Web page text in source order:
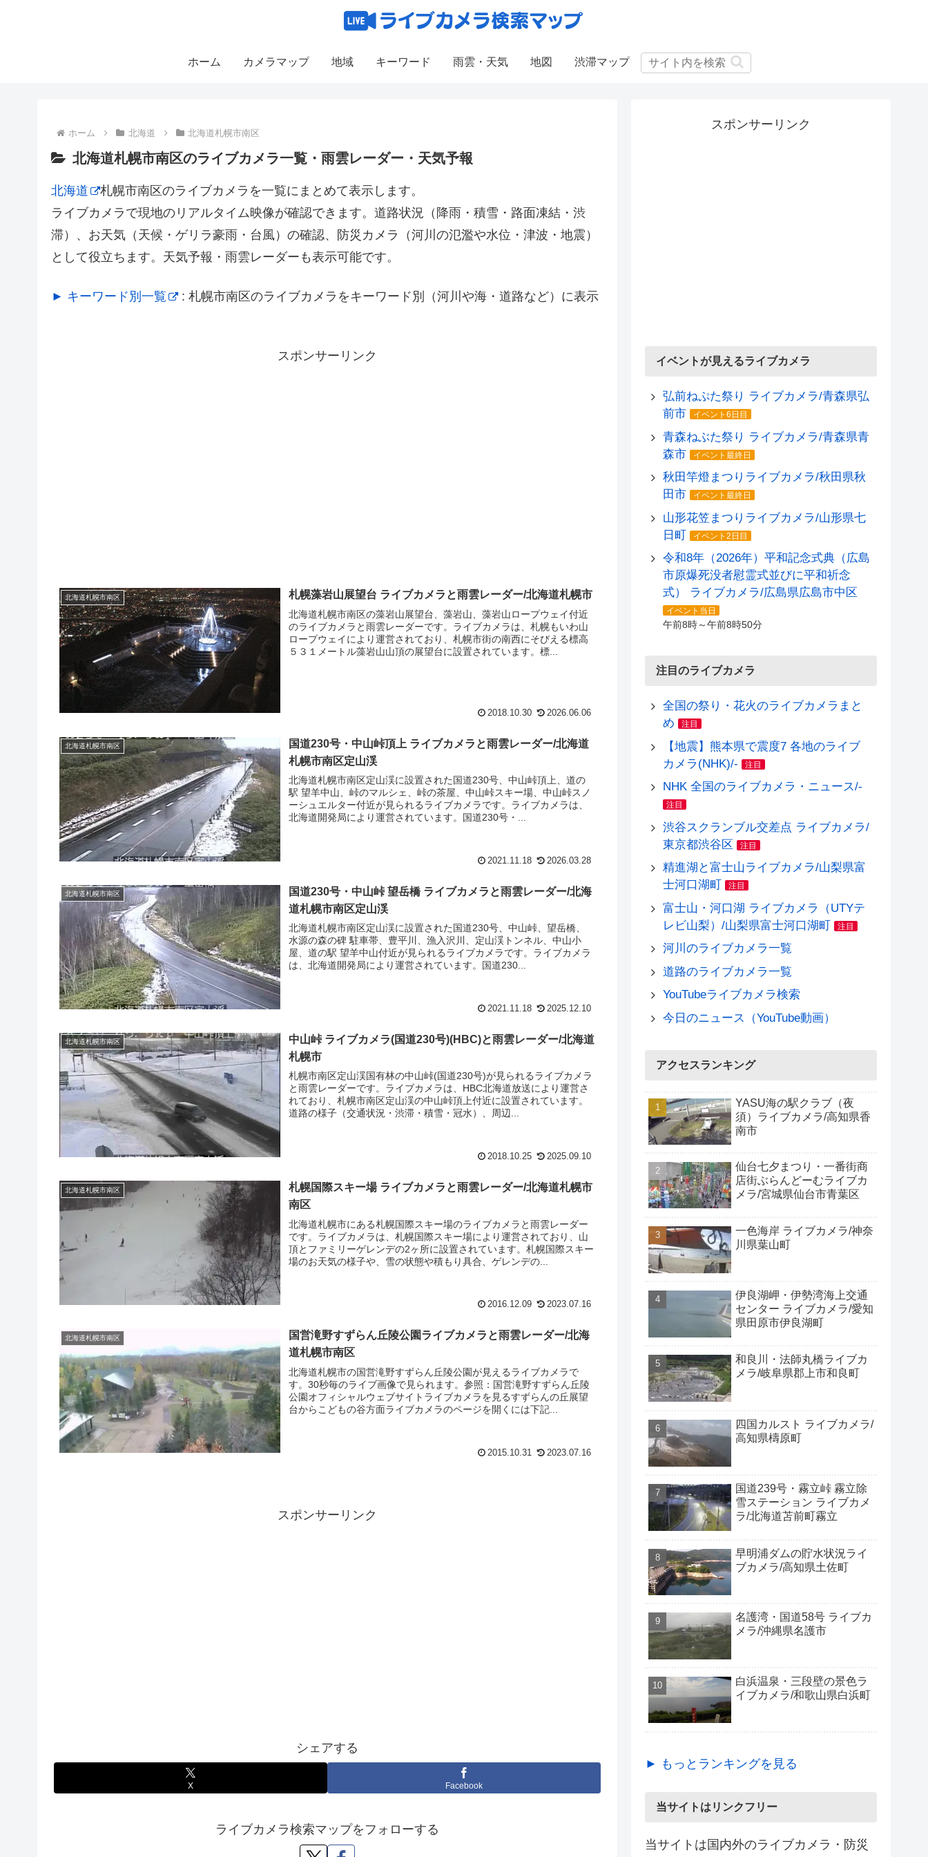
ホーム カメラマップ 地域 キーワード 雨雲・天気 地図 渋滞マップ
ホーム 北海道 北海道札幌市南区
北海道札幌市南区のライブカメラ一覧・雨雲レーダー・天気予報
北海道
札幌市南区のライブカメラを一覧にまとめて表示します。
ライブカメラで現地のリアルタイム映像が確認できます。道路状況（降雨・積雪・路面凍結・渋
滞）、お天気（天候・ゲリラ豪雨・台風）の確認、防災カメラ（河川の氾濫や水位・津波・地震）
として役立ちます。天気予報・雨雲レーダーも表示可能です。
► キーワード別一覧 : 札幌市南区のライブカメラをキーワード別（河川や海・道路など）に表示
スポンサーリンク
北海道札幌市南区 札幌藻岩山展望台 ライブカメラと雨雲レーダー/北海道札幌市
北海道札幌市南区の藻岩山展望台、藻岩山、藻岩山ロープウェイ付近
のライブカメラと雨雲レーダーです。ライブカメラは、札幌もいわ山
ロープウェイにより運営されており、札幌市街の南西にそびえる標高
５３１メートル藻岩山山頂の展望台に設置されています。標...
2018.10.30 2026.06.06
北海道札幌市南区
国道230号・中山峠頂上 ライブカメラと雨雲レーダー/北海道
札幌市南区定山渓
北海道札幌市南区定山渓に設置された国道230号、中山峠頂上、道の
駅 望羊中山、峠のマルシェ、峠の茶屋、中山峠スキー場、中山峠スノ
ーシュエルター付近が見られるライブカメラです。ライブカメラは、
北海道開発局により運営されています。国道230号・...
2021.11.18 2026.03.28
北海道札幌市南区
国道230号・中山峠 望岳橋 ライブカメラと雨雲レーダー/北海
道札幌市南区定山渓
北海道札幌市南区定山渓に設置された国道230号、中山峠、望岳橋、
水源の森の碑 駐車帯、豊平川、漁入沢川、定山渓トンネル、中山小
屋、道の駅 望羊中山付近が見られるライブカメラです。ライブカメラ
は、北海道開発局により運営されています。国道230...
2021.11.18 2025.12.10
北海道札幌市南区
中山峠 ライブカメラ(国道230号)(HBC)と雨雲レーダー/北海道
札幌市
札幌市南区定山渓国有林の中山峠(国道230号)が見られるライブカメラ
と雨雲レーダーです。ライブカメラは、HBC北海道放送により運営さ
れており、札幌市南区定山渓の中山峠頂上付近に設置されています。
道路の様子（交通状況・渋滞・積雪・冠水）、周辺...
2018.10.25 2025.09.10
北海道札幌市南区
札幌国際スキー場 ライブカメラと雨雲レーダー/北海道札幌市
南区
北海道札幌市にある札幌国際スキー場のライブカメラと雨雲レーダー
です。ライブカメラは、札幌国際スキー場により運営されており、山
頂とファミリーゲレンデの2ヶ所に設置されています。札幌国際スキー
場のお天気の様子や、雪の状態や積もり具合、ゲレンデの...
2016.12.09 2023.07.16
北海道札幌市南区
国営滝野すずらん丘陵公園ライブカメラと雨雲レーダー/北海
道札幌市南区
北海道札幌市の国営滝野すずらん丘陵公園が見えるライブカメラで
す。30秒毎のライブ画像で見られます。参照：国営滝野すずらん丘陵
公園オフィシャルウェブサイトライブカメラを見るすずらんの丘展望
台からこどもの谷方面ライブカメラのページを開くには下記...
2015.10.31 2023.07.16
スポンサーリンク
シェアする
X Facebook
ライブカメラ検索マップをフォローする
スポンサーリンク
イベントが見えるライブカメラ
弘前ねぷた祭り ライブカメラ/青森県弘
前市
イベント6日目
青森ねぶた祭り ライブカメラ/青森県青
森市
イベント最終日
秋田竿燈まつりライブカメラ/秋田県秋
田市
イベント最終日
山形花笠まつりライブカメラ/山形県七
日町
イベント2日目
令和8年（2026年）平和記念式典（広島
市原爆死没者慰霊式並びに平和祈念
式） ライブカメラ/広島県広島市中区
イベント当日
午前8時～午前8時50分
注目のライブカメラ
全国の祭り・花火のライブカメラまと
め
注目
【地震】熊本県で震度7 各地のライブ
カメラ(NHK)/-
注目
NHK 全国のライブカメラ・ニュース/-
注目
渋谷スクランブル交差点 ライブカメラ/
東京都渋谷区
注目
精進湖と富士山ライブカメラ/山梨県富
士河口湖町
注目
富士山・河口湖 ライブカメラ（UTYテ
レビ山梨）/山梨県富士河口湖町
注目
河川のライブカメラ一覧
道路のライブカメラ一覧
YouTubeライブカメラ検索
今日のニュース（YouTube動画）
アクセスランキング
YASU海の駅クラブ（夜
須）ライブカメラ/高知県香
南市
仙台七夕まつり・一番街商
店街ぶらんどーむライブカ
メラ/宮城県仙台市青葉区
一色海岸 ライブカメラ/神奈
川県葉山町
伊良湖岬・伊勢湾海上交通
センター ライブカメラ/愛知
県田原市伊良湖町
和良川・法師丸橋ライブカ
メラ/岐阜県郡上市和良町
四国カルスト ライブカメラ/
高知県檮原町
国道239号・霧立峠 霧立除
雪ステーション ライブカメ
ラ/北海道苫前町霧立
早明浦ダムの貯水状況ライ
ブカメラ/高知県土佐町
名護湾・国道58号 ライブカ
メラ/沖縄県名護市
白浜温泉・三段壁の景色ラ
イブカメラ/和歌山県白浜町
► もっとランキングを見る
当サイトはリンクフリー
当サイトは国内外のライブカメラ・防災